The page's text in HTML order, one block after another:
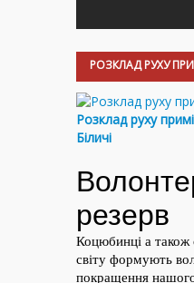
РОЗКЛАД РУХУ
Розклад руху
Біличі